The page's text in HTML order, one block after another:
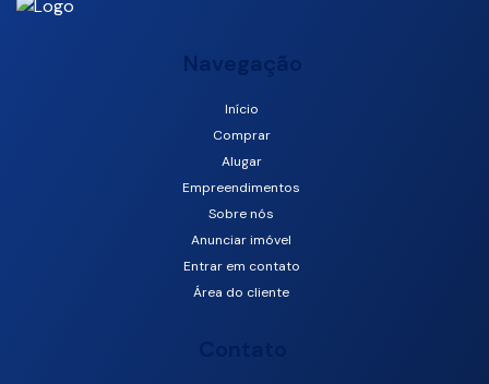
Centro, Balneário Camboriú, Santa Catarina, Brasil
Navegação
Início
Comprar
Alugar
Empreendimentos
Sobre nós
Anunciar imóvel
Entrar em contato
Área do cliente